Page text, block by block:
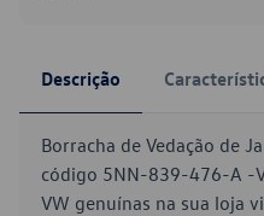
Descrição
Borracha de Vedação de
código 5NN-839-476-A -
VW genuínas na sua loja